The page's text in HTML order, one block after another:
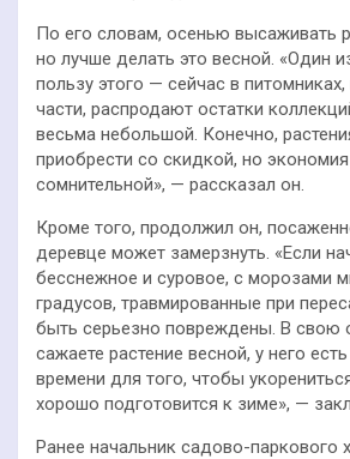
По его словам, осенью высаживать
но лучше делать это весной. «Один
пользу этого — сейчас в
части, распродают остатки
весьма небольшой. Конечно,
приобрести со скидкой, но
сомнительной», — рассказал он.
Кроме того, продолжил он,
деревце может замерзнуть. «Если
бесснежное и суровое, с морозами
градусов, травмированные при
быть серьезно повреждены. В свою
сажаете растение весной, у него
времени для того, чтобы
хорошо подготовится к зиме», —
Ранее начальник садово-паркового